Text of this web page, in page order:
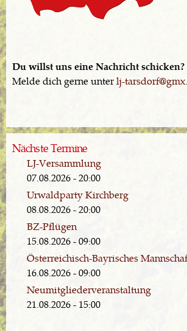
Du willst uns eine Nachricht schicken?
Melde dich gerne unterlj-
Nächste Termine
LJ-Versammlung
07.08.2026 - 20:00
Urwaldparty Kirchberg
08.08.2026 - 20:00
BZ-Pflügen
15.08.2026 - 09:00
Österreichisch-Bayrisches
16.08.2026 - 09:00
Neumitgliederveranstaltung
21.08.2026 - 15:00